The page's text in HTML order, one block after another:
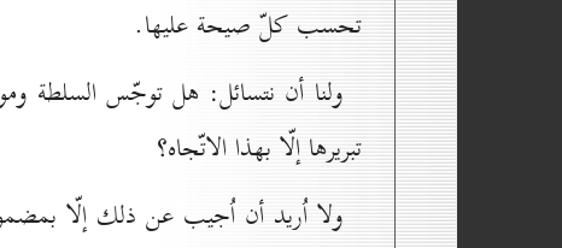
تحسب كلّ صيحة عليها.
ولنا أن نتسائل: هل توجّس السلطة
تبريرها إلّا بهذا الاتّجاه؟